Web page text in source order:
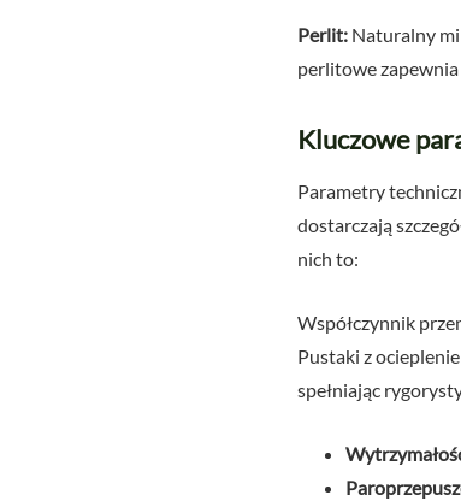
Perlit: Naturalny
perlitowe
Kluczowe
Parametry
dostarczają
nich to:
Współczynnik
Pustaki z
spełniając